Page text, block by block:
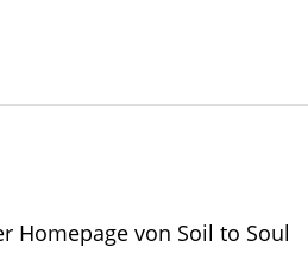
Homepage von Soil to Soul